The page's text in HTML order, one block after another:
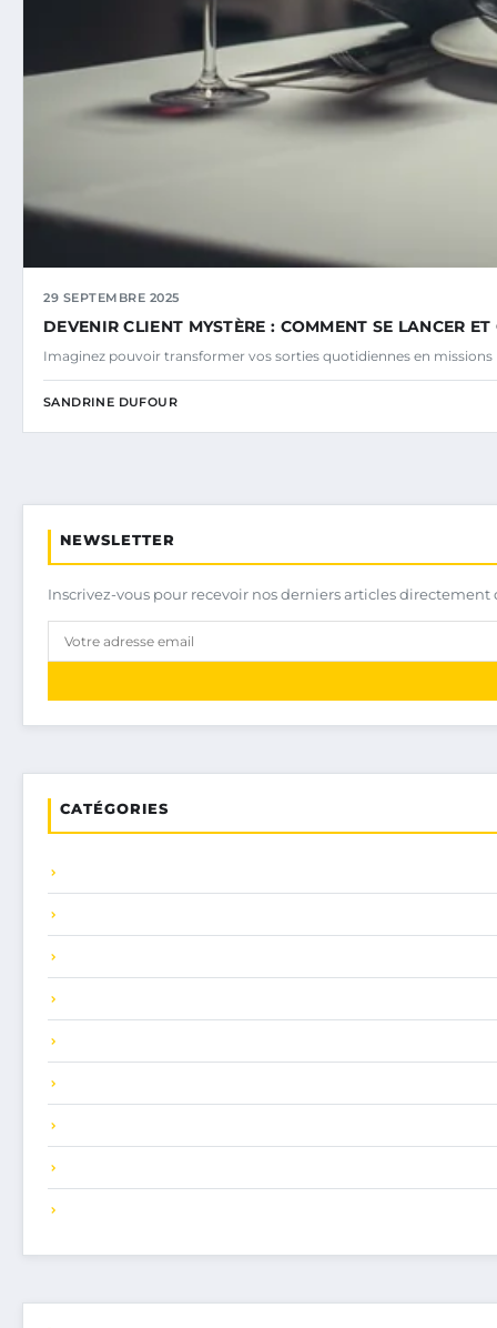
29 SEPTEMBRE 2025
DEVENIR CLIENT MYSTÈRE : COMMENT SE LANCER
Imaginez pouvoir transformer vos sorties quotidiennes en
SANDRINE DUFOUR
NEWSLETTER
Inscrivez-vous pour recevoir nos derniers articles
CATÉGORIES